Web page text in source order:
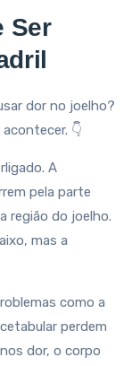
Ser
dor no joelho?
👇
A
pela parte
região do joelho.
mas a
como a
perdem
dor, o corpo